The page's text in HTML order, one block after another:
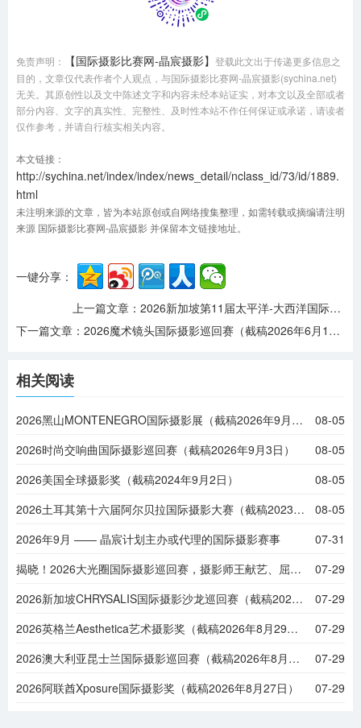
免责声明： 【国际摄影比赛网-晶宸摄影】 登载此文出于传递更多信息之
目的，文章仅代表作者个人观点，与国际摄影比赛网-晶宸摄影(sychina.net)
无关。其原创性以及文中陈述文字和内容未经本站证实，对本文以及全部或者
部分内容、文字的真实性、完整性、及时性本站不作任何保证或承诺，请读者
仅作参考，并请自行核实相关内容。
本文链接：
http://sychina.net/index/index/news_detail/nclass_id/73/id/1889.
html
未注明来源的文章，皆为本站原创或自网络搜集整理，如需转载或摘编请注明
来源 国际摄影比赛网-晶宸摄影 并保留本文链接地址。
一键分享：
上一篇文章： 2026新加坡第11届太平洋-大西洋国际摄影巡回赛（截稿2026年6月12日）
下一篇文章： 2026魔术镜头国际摄影巡回赛（截稿2026年6月17日）
相关阅读
2026黑山MONTENEGRO国际摄影展（截稿2026年9月6日）
08-05
2026时尚交响曲国际摄影巡回赛（截稿2026年9月3日）
08-05
2026美国全球摄影奖（截稿2024年9月2日）
08-05
2026土耳其第十六届阿尔贝拉国际摄影大赛（截稿2023年9月1日）
08-05
2026年9月 —— 晶宸计划主办或代理的国际摄影赛事
07-31
揭晓！2026大光圈国际摄影巡回赛，摄影师王献艺、屈鹏程等摘金
07-29
2026新加坡CHRYSALIS国际摄影沙龙巡回赛（截稿2026年8月31日）
07-29
2026英格兰Aesthetica艺术摄影奖（截稿2026年8月29日）
07-29
2026澳大利亚昆士兰国际摄影巡回赛（截稿2026年8月28日）
07-29
2026阿联酋Xposure国际摄影奖（截稿2026年8月27日）
07-29